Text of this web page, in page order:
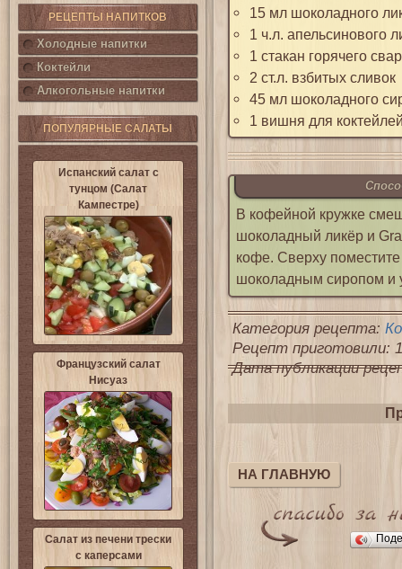
РЕЦЕПТЫ НАПИТКОВ
Холодные напитки
Коктейли
Алкогольные напитки
ПОПУЛЯРНЫЕ САЛАТЫ
Испанский салат с
тунцом (Салат
Кампестре)
Французский салат
Нисуаз
Салат из печени трески
с каперсами
15 мл шоколадного
1 ч.л. апельсинового
1 стакан горячего
2 ст.л. взбитых сливок
45 мл шоколадного
1 вишня для
В кофейной кружке
шоколадный ликёр и
кофе. Сверху
шоколадным сиропом и
Категория рецепта:
Рецепт приготовили:
Дата публикации
НА ГЛАВНУЮ